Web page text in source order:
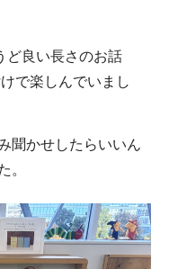
ど良い長さのお話
で楽しんでいまし
聞かせしたらいいん
。